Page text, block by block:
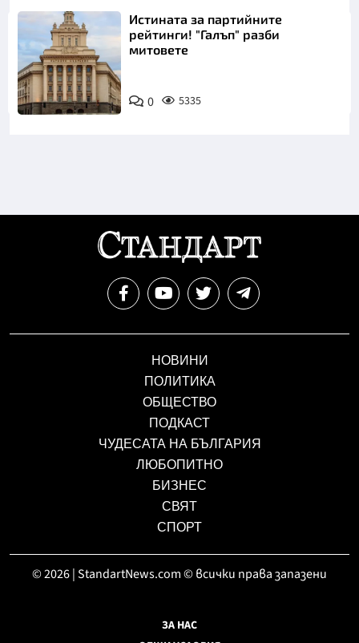
Истината за партийните
рейтинги! "Галъп" разби
митовете
0 5335
НОВИНИ
ПОЛИТИКА
ОБЩЕСТВО
ПОДКАСТ
ЧУДЕСАТА НА БЪЛГАРИЯ
ЛЮБОПИТНО
БИЗНЕС
СВЯТ
СПОРТ
© 2026 | StandartNews.com © всички права запазени
ЗА НАС